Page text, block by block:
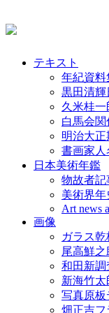
テキスト
年紀資料
黒田清輝
久米桂
白馬会
明治大
書画家人
日本美術年鑑
物故者記
美術界年
Art news
画像
ガラス乾
尾高鮮
和田新調
新海竹太
写真原板
畑正吉フ